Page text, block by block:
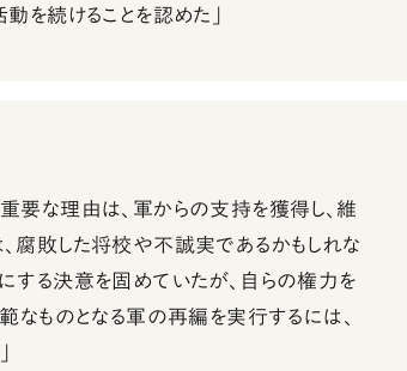
を続けることを認めた」
要な理由は、軍からの支持を獲得し、維
腐敗した将校や不誠実であるかもしれな
する決意を固めていたが、自らの権力を
ものとなる軍の再編を実行するには、